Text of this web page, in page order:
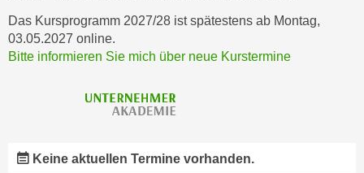
Das Kursprogramm 2027/28 ist spätestens ab Montag,
03.05.2027 online.
Bitte informieren Sie mich über neue Kurstermine
Keine aktuellen Termine vorhanden.